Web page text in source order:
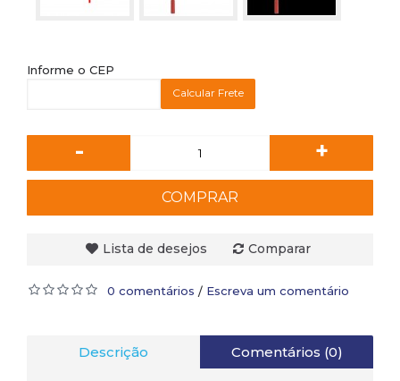
Informe o CEP
Calcular Frete
- +
COMPRAR
Lista de desejos Comparar
0 comentários / Escreva um comentário
Descrição Comentários (0)